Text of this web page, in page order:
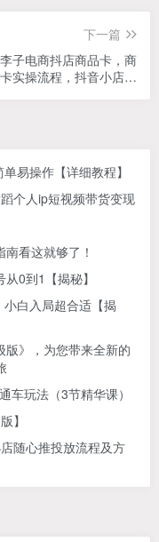
下一篇
子电商抖店商品卡，商
实操流程，抖音小店无
易操作【详细教程】
个人ip短视频带货变现
看这就够了！
0到1【揭秘】
白入局超合适【揭
版》，为您带来全新的
车玩法（3节精华课）
】
随心推投放流程及方